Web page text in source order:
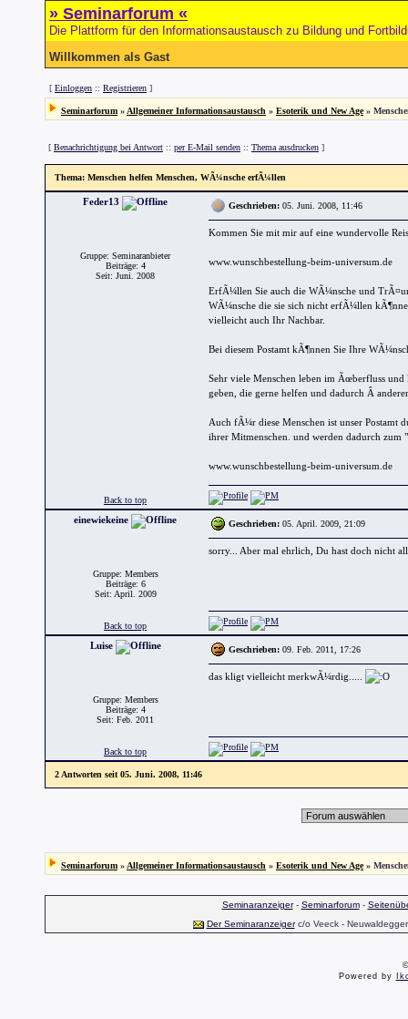
» Seminarforum «
Die Plattform für den Informationsaustausch zu Bildung und
Willkommen als Gast
[ Einloggen :: Registrieren ]
Seminarforum » Allgemeiner Informationsaustausch » Esoterik und New Age»
[ Benachrichtigung bei Antwort :: per E-Mail senden :: Thema ausdrucken ]
Thema: Menschen helfen Menschen, WÃ¼nsche erfÃ¼llen
Feder13
Gruppe: Seminaranbieter
Beiträge: 4
Seit: Juni. 2008
Geschrieben: 05. Juni. 2008, 11:46
Kommen Sie mit mir auf eine wundervolle
www.wunschbestellung-beim-universum.de
ErfÃ¼llen Sie auch die WÃ¼nsche und
WÃ¼nsche die sie sich nicht erfÃ¼llen
vielleicht auch Ihr Nachbar.
Bei diesem Postamt kÃ¶nnen Sie Ihre
Sehr viele Menschen leben im Ãœberfluss
geben, die gerne helfen und dadurch Â
Auch fÃ¼r diese Menschen ist unser Postamt
ihrer Mitmenschen. und werden dadurch zum
www.wunschbestellung-beim-universum.de
Back to top
einewiekeine
Gruppe: Members
Beiträge: 6
Seit: April. 2009
Geschrieben: 05. April. 2009, 21:09
sorry... Aber mal ehrlich, Du hast doch nicht
Back to top
Luise
Gruppe: Members
Beiträge: 4
Seit: Feb. 2011
Geschrieben: 09. Feb. 2011, 17:26
das kligt vielleicht merkwÃ¼rdig.....
Back to top
2 Antworten seit 05. Juni. 2008, 11:46
Seminarforum » Allgemeiner Informationsaustausch » Esoterik und New Age»
Seminaranzeiger- Seminarforum-
Der Seminaranzeigerc/o Veeck -
Powered by